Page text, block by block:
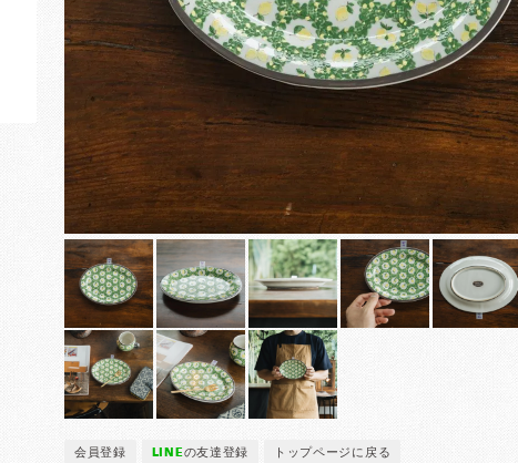
会員登録 LINEの友達登録 トップページに戻る